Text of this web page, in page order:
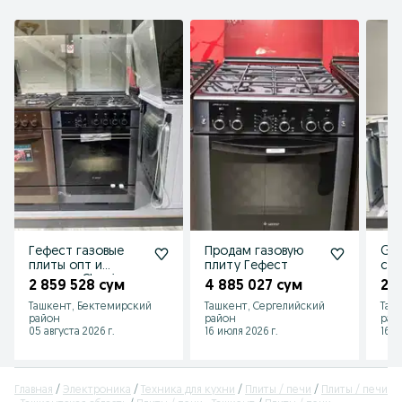
Гефест газовые
плиты опт и
розницу Chegirma
2 859 528 сум
Ташкент, Бектемирский
район
05 августа 2026 г.
Продам газовую
плиту Гефест
4 885 027 сум
Ташкент, Сергелийский
район
16 июля 2026 г.
2
16
Главная Электроника Техника для кухни Плиты / печи
Плиты / печи